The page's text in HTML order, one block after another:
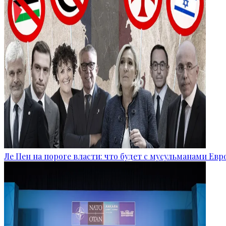
Ле Пен на пороге власти: что будет с мусульманами